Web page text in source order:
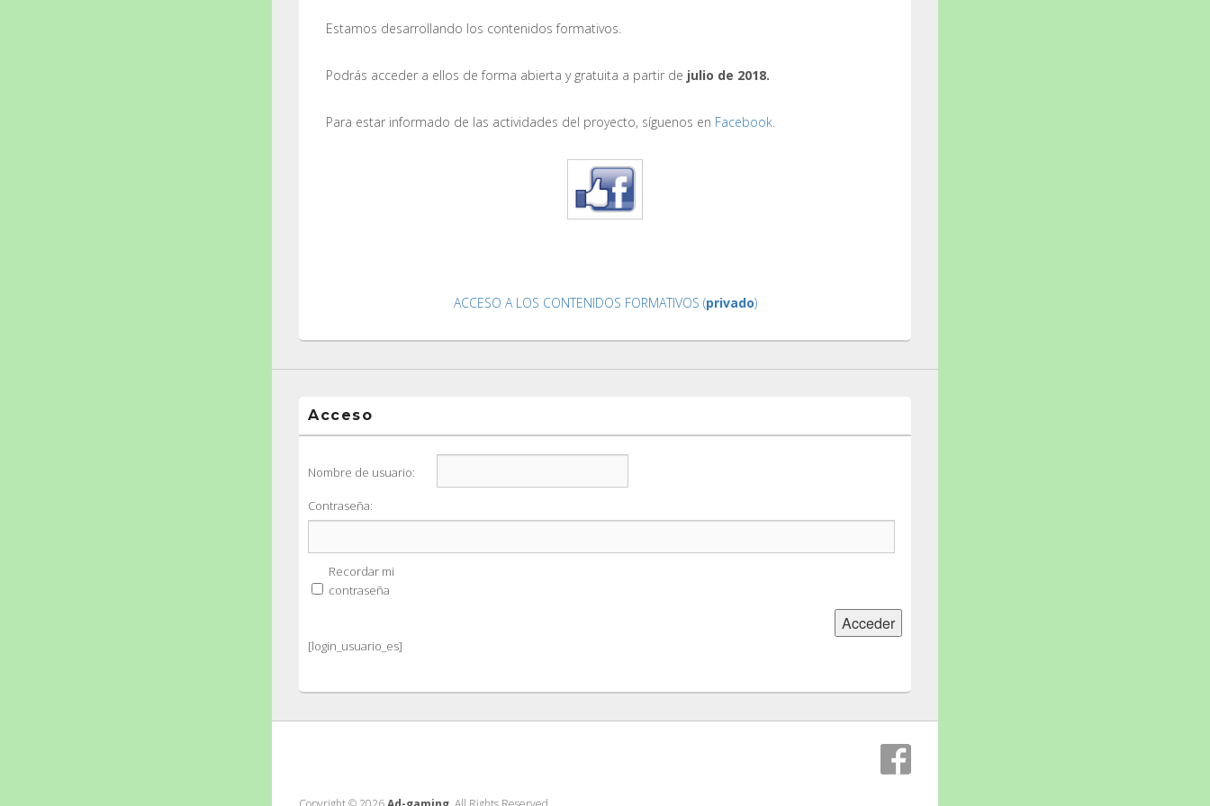
Estamos desarrollando los contenidos formativos.
Podrás acceder a ellos de forma abierta y gratuita a partir de julio de 2018.
Para estar informado de las actividades del proyecto, síguenos en Facebook
ACCESO A LOS CONTENIDOS FORMATIVOS (privado)
Acceso
Nombre de usuario:
Contraseña:
Recordar mi
contraseña
Acceder
[login_usuario_es]